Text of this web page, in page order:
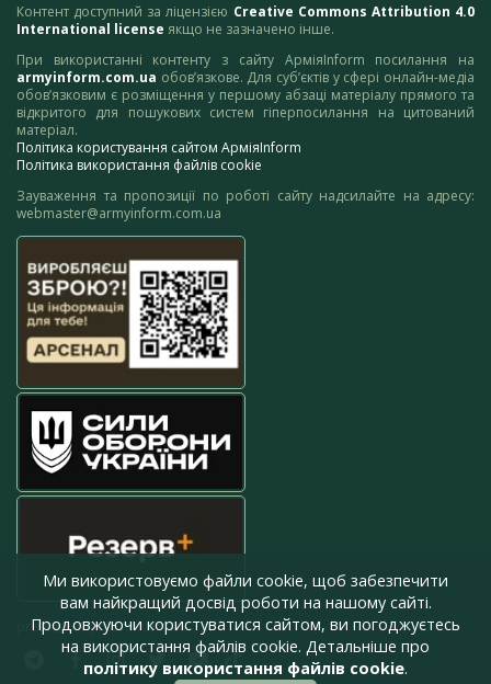
Контент доступний за ліцензією Creative Commons Attribution 4.0
International license якщо не зазначено інше.
При використанні контенту з сайту АрміяInform посилання на
armyinform.com.ua обов’язкове. Для суб’єктів у сфері онлайн-медіа
обов’язковим є розміщення у першому абзаці матеріалу прямого та
відкритого для пошукових систем гіперпосилання на цитований
матеріал.
Політика користування сайтом АрміяInform
Політика використання файлів cookie
Зауваження та пропозиції по роботі сайту надсилайте на адресу:
webmaster@armyinform.com.ua
press@armyinform.com.ua
Ми використовуємо файли cookie, щоб забезпечити
вам найкращий досвід роботи на нашому сайті.
Продовжуючи користуватися сайтом, ви погоджуєтесь
на використання файлів cookie. Детальніше про
політику використання файлів cookie.